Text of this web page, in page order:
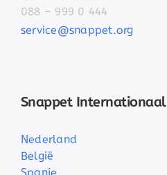
088 – 999 0 444
service@snappet.org
Snappet Internationaal
Nederland
België